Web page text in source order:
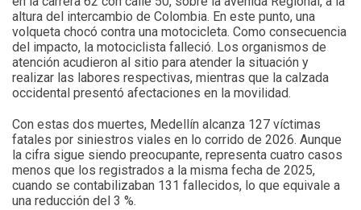
altura del intercambio de Colombia. En este punto, una
volqueta chocó contra una motocicleta. Como consecuencia
del impacto, la motociclista falleció. Los organismos de
atención acudieron al sitio para atender la situación y
realizar las labores respectivas, mientras que la calzada
occidental presentó afectaciones en la movilidad.
Con estas dos muertes, Medellín alcanza 127 víctimas
fatales por siniestros viales en lo corrido de 2026. Aunque
la cifra sigue siendo preocupante, representa cuatro casos
menos que los registrados a la misma fecha de 2025,
cuando se contabilizaban 131 fallecidos, lo que equivale a
una reducción del 3 %.